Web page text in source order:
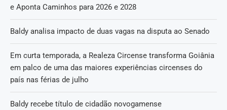
e Aponta Caminhos para 2026 e 2028
Baldy analisa impacto de duas vagas na disputa ao Senado
Em curta temporada, a Realeza Circense transforma Goiânia
em palco de uma das maiores experiências circenses do
país nas férias de julho
Baldy recebe título de cidadão novogamense